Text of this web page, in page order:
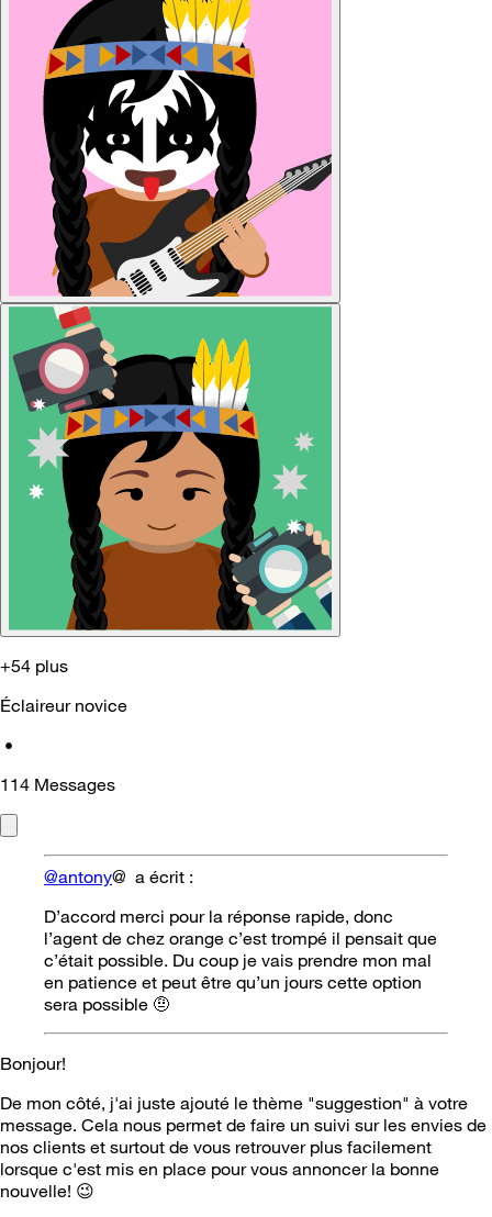
+54 plus
Éclaireur novice
•
114 Messages
@antony@ a écrit :
D’accord merci pour la réponse rapide, donc
l’agent de chez orange c’est trompé il pensait que
c’était possible. Du coup je vais prendre mon mal
en patience et peut être qu’un jours cette option
sera possible 🤨
Bonjour!
De mon côté, j'ai juste ajouté le thème "suggestion" à votre
message. Cela nous permet de faire un suivi sur les envies de
nos clients et surtout de vous retrouver plus facilement
lorsque c'est mis en place pour vous annoncer la bonne
nouvelle! 😉